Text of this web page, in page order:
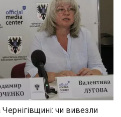
чи вивезли